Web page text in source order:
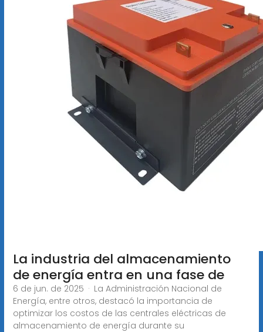
La industria del almacenamiento
de energía entra en una fase de
6 de jun. de 2025 · La Administración Nacional de
Energía, entre otros, destacó la importancia de
optimizar los costos de las centrales eléctricas de
almacenamiento de energía durante su